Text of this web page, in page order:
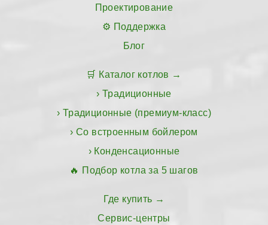
Проектирование
Поддержка
Блог
Каталог котлов
Традиционные
Традиционные (премиум-класс)
Со встроенным бойлером
Конденсационные
Подбор котла за 5 шагов
Где купить
Сервис-центры